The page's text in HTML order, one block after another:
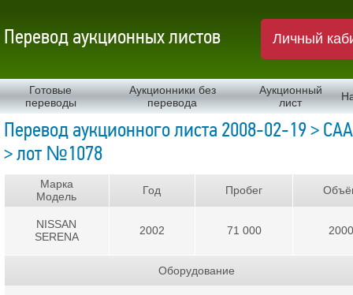
Перевод аукционных листов Личный
Готовые
переводы
Аукционники без
перевода
Аукционный
лист
Перевод аукционного листа 2008-02-19 >
> лот №1078
Марка
Модель
NISSAN
SERENA
Год
2002
Пробег
71 000
Оборудование